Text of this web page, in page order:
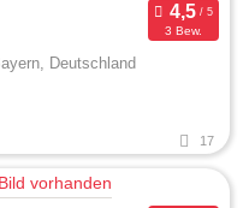
3 Bew.
Deutschland
17